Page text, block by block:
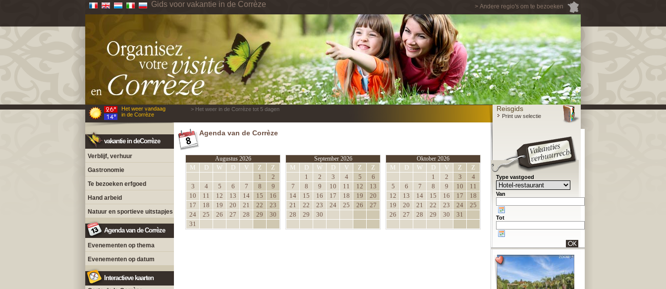
> Andere regio's om te bezoeken
Gids voor vakantie in de Corrèze
Het weer vandaag
in de Corrèze
> Het weer in de Corrèze tot 5 dagen Reisgids
Print uw selectie
vakantie in deCorrèze
Verblijf, verhuur
Gastronomie
Te bezoeken erfgoed
Hand arbeid
Natuur en sportieve uitstapjes
Agenda van de Corrèze
Evenementen op thema
Evenementen op datum
Interactieve kaarten
Agenda van de Corrèze
Augustus 2026
M D W D V Z
Z
1
2
3
4 5 6 7 8
9
10
11 12 13 14 15
16
17
18 19 20 21 22
23
24
25 26 27 28 29
30
31
September 2026
M D W D V Z
Z
1
2 3 4 5
6
7
8 9 10 11 12
13
14
15 16 17 18 19
20
21
22 23 24 25 26
27
28
29 30
Oktober 2026
M D W D V Z
Z
1
2 3
4
5
6 7 8 9 10
11
12
13 14 15 16 17
18
19
20 21 22 23 24
25
26
27 28 29 30 31
Type vastgoed
Van
Tot